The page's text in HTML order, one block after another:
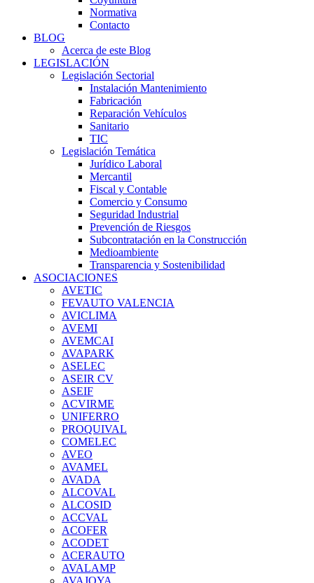
Normativa
Contacto
BLOG
Acerca de este Blog
LEGISLACIÓN
Legislación Sectorial
Instalación Mantenimiento
Fabricación
Reparación Vehículos
Sanitario
TIC
Legislación Temática
Jurídico Laboral
Mercantil
Fiscal y Contable
Comercio y Consumo
Seguridad Industrial
Prevención de Riesgos
Subcontratación en la Construcción
Medioambiente
Transparencia y Sostenibilidad
ASOCIACIONES
AVETIC
FEVAUTO VALENCIA
AVICLIMA
AVEMI
AVEMCAI
AVAPARK
ASELEC
ASEIR CV
ASEIF
ACVIRME
UNIFERRO
PROQUIVAL
COMELEC
AVEO
AVAMEL
AVADA
ALCOVAL
ALCOSID
ACCVAL
ACOFER
ACODET
ACERAUTO
AVALAMP
AVAJOYA